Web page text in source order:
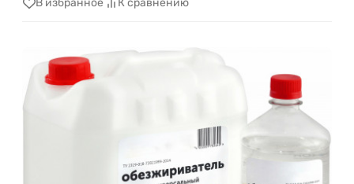
В избранное К сравнению